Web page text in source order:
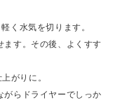
く水気を切ります。
ます。その後、よくすす
がりに。
がらドライヤーでしっか